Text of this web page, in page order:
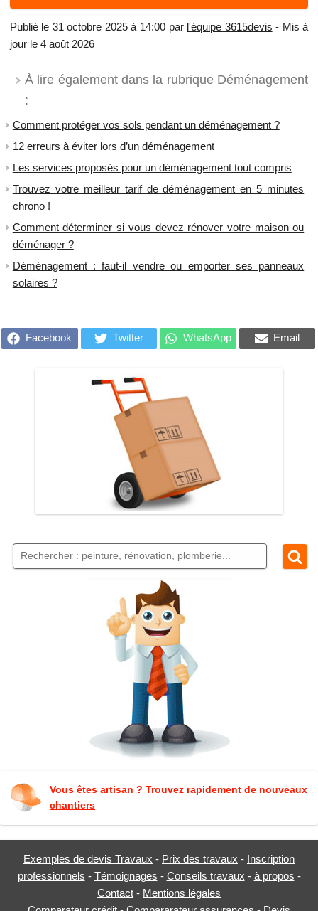
Publié le 31 octobre 2025 à 14:00 par l'équipe 3615devis - Mis à
jour le 4 août 2026
À lire également dans la rubrique Déménagement
:
Comment protéger vos sols pendant un déménagement ?
12 erreurs à éviter lors d’un déménagement
Les services proposés pour un déménagement tout compris
Trouvez votre meilleur tarif de déménagement en 5 minutes
chrono !
Comment déterminer si vous devez rénover votre maison ou
déménager ?
Déménagement : faut-il vendre ou emporter ses panneaux
solaires ?
Facebook Twitter WhatsApp Email
Vous êtes artisan ? Trouvez rapidement de nouveaux
chantiers
Exemples de devis Travaux - Prix des travaux - Inscription
professionnels - Témoignages - Conseils travaux - à propos -
Contact - Mentions légales